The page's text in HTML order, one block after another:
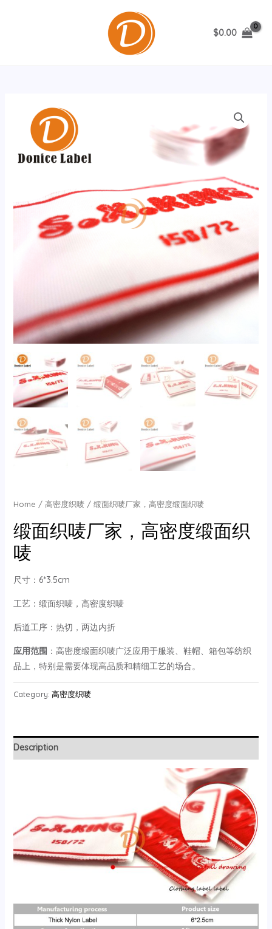
$0.00
Home / 高密度织唛/ 缎面织唛厂家，高密度缎面织唛
缎面织唛厂家，高密度缎面织
唛
尺寸：6*3.5cm
工艺：缎面织唛，高密度织唛
后道工序：热切，两边内折
应用范围 ‌：高密度缎面织唛广泛应用于服装、鞋帽、箱包等纺织
品上，特别是需要体现高品质和精细工艺的场合。
Category: 高密度织唛
Description